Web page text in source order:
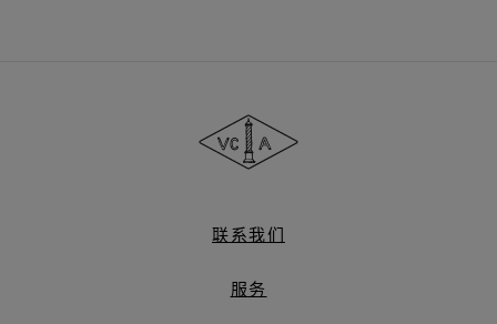
&
Arpels
梵
雅
宝
联系我们
服务